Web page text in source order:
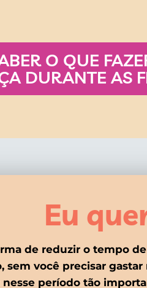
O QUE
DURANTE AS
Eu
de reduzir o tempo
sem você precisar
nesse período tão